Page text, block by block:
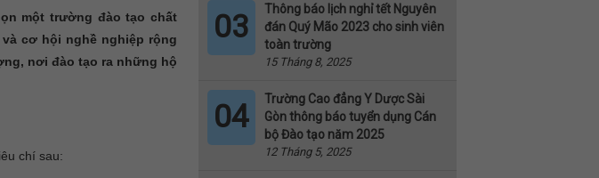
một trường đào tạo chất
cơ hội nghề nghiệp rộng
nơi đào tạo ra những hộ
chí sau:
03
Thông báo lịch nghỉ tết Nguyên
đán Quý Mão 2023 cho sinh viên
toàn trường
15 Tháng 8, 2025
04
Trường Cao đẳng Y Dược Sài
Gòn thông báo tuyển dụng Cán
bộ Đào tạo năm 2025
12 Tháng 5, 2025